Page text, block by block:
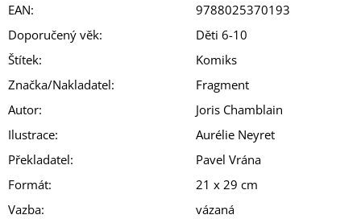
EAN:
9788025370193
Doporučený věk:
Děti 6-10
Štítek:
Komiks
Značka/Nakladatel:
Fragment
Autor:
Joris Chamblain
Ilustrace:
Aurélie Neyret
Překladatel:
Pavel Vrána
Formát:
21 x 29 cm
Vazba:
vázaná